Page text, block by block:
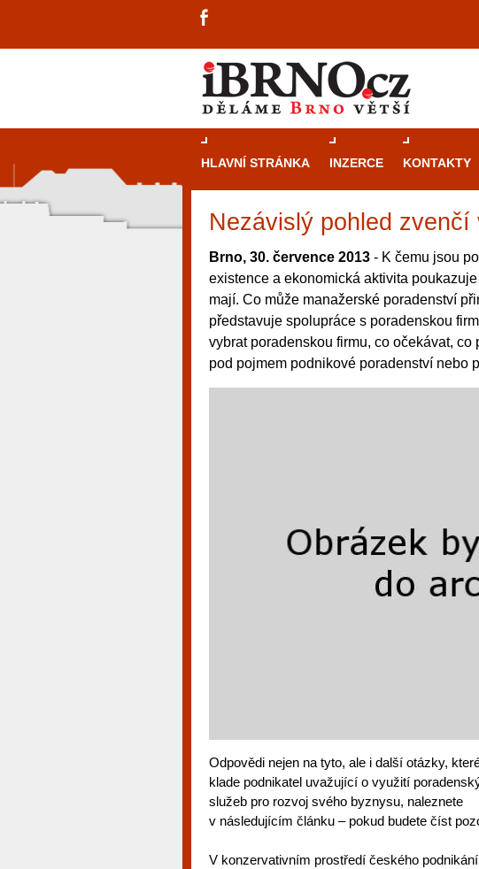
HLAVNÍ STRÁNKA INZERCE KONTAKTY
Nezávislý pohled
Brno, 30. července 2013 - K čemu jsou
existence a ekonomická aktivita
mají. Co může manažerské poradenství
představuje spolupráce s poradenskou
vybrat poradenskou firmu, co očekávat,
pod pojmem podnikové poradenství nebo
Odpovědi nejen na tyto, ale i další otázky,
klade podnikatel uvažující o využití
služeb pro rozvoj svého byznysu, naleznete
v následujícím článku – pokud budete číst
V konzervativním prostředí českého
Brno
různé
návštěvníky, tak pro příležitostné hráče. V...